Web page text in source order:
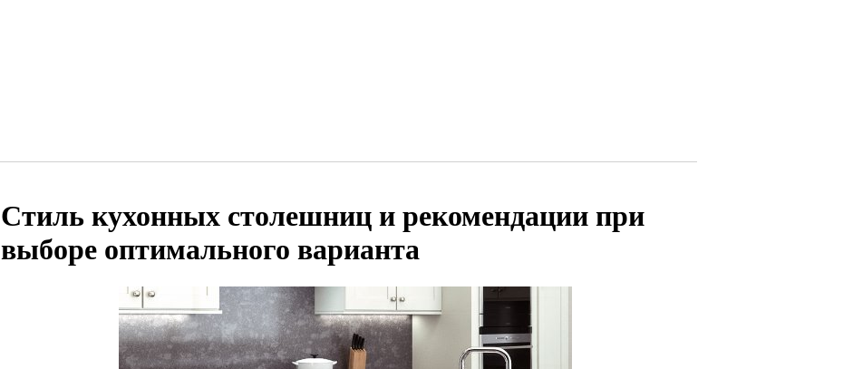
Стиль кухонных столешниц и рекомендации при
выборе оптимального варианта